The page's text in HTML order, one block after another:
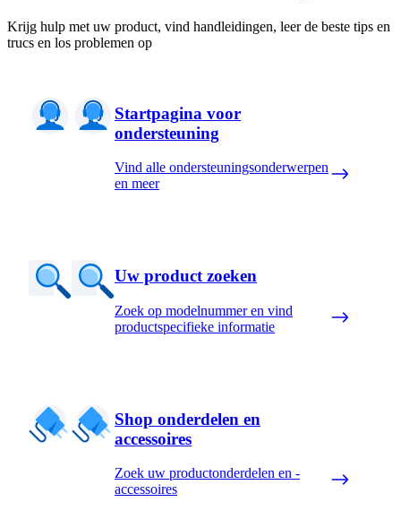
Krijg hulp met uw product, vind handleidingen, leer de beste tips en
trucs en los problemen op
Startpagina voor
ondersteuning
Vind alle ondersteuningsonderwerpen
en meer
Uw product zoeken
Zoek op modelnummer en vind
productspecifieke informatie
Shop onderdelen en
accessoires
Zoek uw productonderdelen en -
accessoires